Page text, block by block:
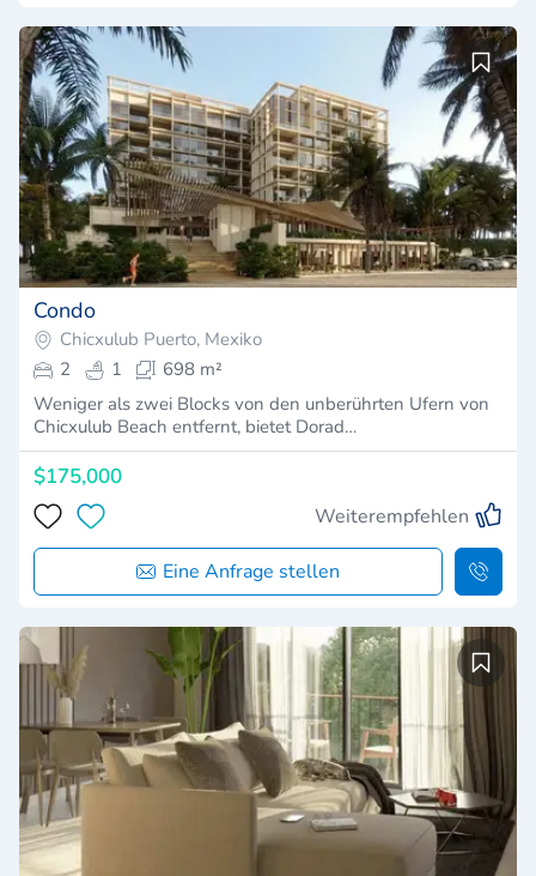
Condo
Chicxulub Puerto, Mexiko
2
1
698 m²
Weniger als zwei Blocks von den unberührten Ufern von
Chicxulub Beach entfernt, bietet Dorad…
$175,000
Weiterempfehlen
Eine Anfrage stellen